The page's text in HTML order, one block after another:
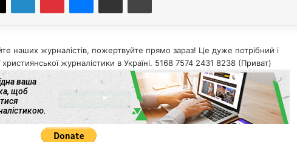
наших журналістів, пожертвуйте прямо зараз! Це дуже потрібний і
журналістики в Україні. 5168 7574 2431 8238 (Приват)